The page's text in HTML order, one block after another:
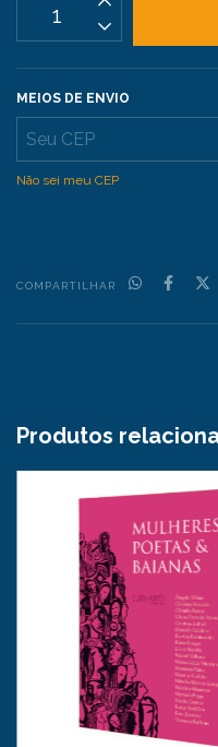
MEIOS DE ENVIO
Não sei meu CEP
COMPARTILHAR
Produtos